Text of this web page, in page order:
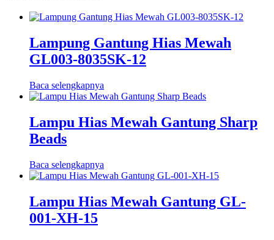
Lampung Gantung Hias Mewah
GL003-8035SK-12
Baca selengkapnya
Lampu Hias Mewah Gantung Sharp
Beads
Baca selengkapnya
Lampu Hias Mewah Gantung GL-
001-XH-15